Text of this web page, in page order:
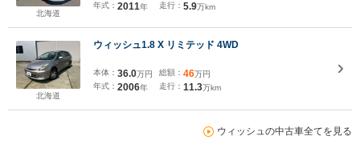
北海道
年式： 2011年
走行： 5.9万km
北海道
ウィッシュ1.8 X リミテッド 4WD
本体： 36.0万円
年式： 2006年
総額： 46万円
走行： 11.3万km
ウィッシュの中古車全てを見る